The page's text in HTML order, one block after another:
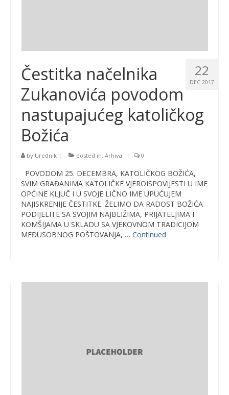
22
DEC 2017
Čestitka načelnika
Zukanovića povodom
nastupajućeg katoličkog
Božića
by Urednik | posted in: Arhiva | 0
POVODOM 25. DECEMBRA, KATOLIČKOG BOŽIĆA,
SVIM GRAĐANIMA KATOLIČKE VJEROISPOVIJESTI U IME
OPĆINE KLJUČ I U SVOJE LIČNO IME UPUĆUJEM
NAJISKRENIJE ČESTITKE. ŽELIMO DA RADOST BOŽIĆA
PODIJELITE SA SVOJIM NAJBLIŽIMA, PRIJATELJIMA I
KOMŠIJAMA U SKLADU SA VJEKOVNOM TRADICIJOM
MEĐUSOBNOG POŠTOVANJA, … Continued